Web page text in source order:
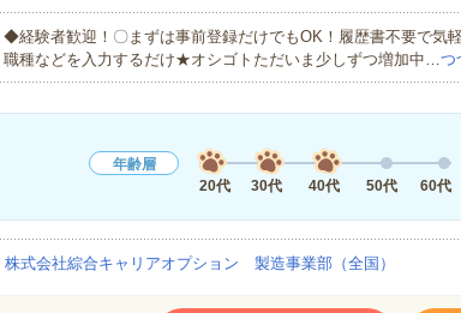
◆経験者歓迎！〇まずは事前登録だけでもOK！履歴書不要で気
職種などを入力するだけ★オシゴトただいま少しずつ増加中…つ
年齢層
20代
30代 40代 50代 60代
株式会社綜合キャリアオプション 製造事業部（全国）